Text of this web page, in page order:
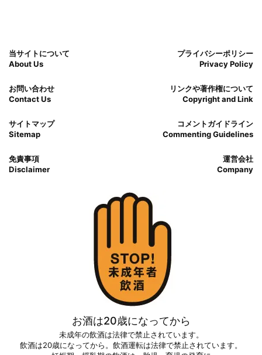
当サイトについて
About Us
プライバシーポリシー
Privacy Policy
お問い合わせ
Contact Us
リンクや著作権について
Copyright and Link
サイトマップ
Sitemap
コメントガイドライン
Commenting Guidelines
免責事項
Disclaimer
運営会社
Company
お酒は20歳になってから
未成年の飲酒は法律で禁止されています。
飲酒は20歳になってから。飲酒運転は法律で禁止されています。